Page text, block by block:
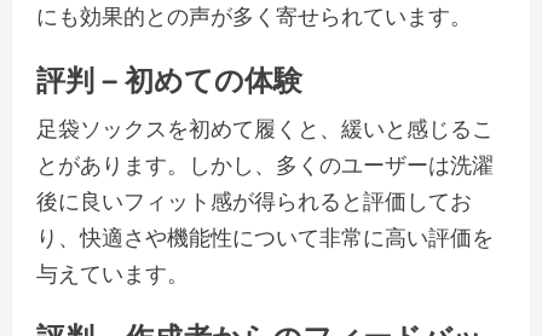
にも効果的との声が多く寄せられています。
評判 – 初めての体験
足袋ソックスを初めて履くと、緩いと感じるこ
とがあります。しかし、多くのユーザーは洗濯
後に良いフィット感が得られると評価してお
り、快適さや機能性について非常に高い評価を
与えています。